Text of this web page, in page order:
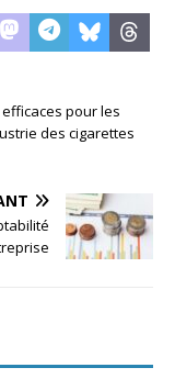
pour les
des cigarettes